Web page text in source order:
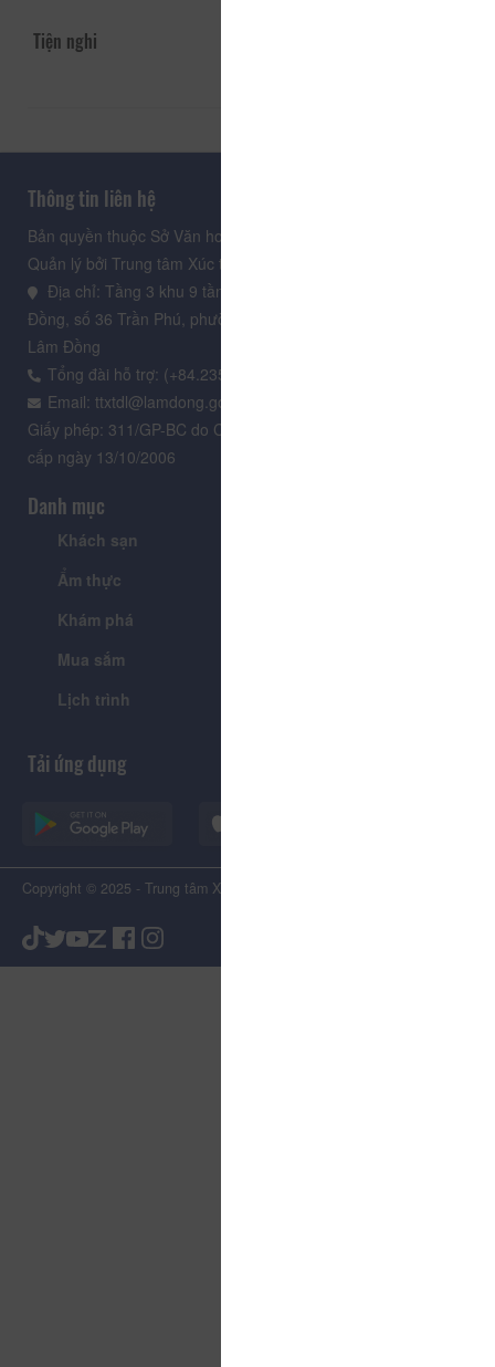
Tiện nghi
Thông tin liên hệ
Bản quyền thuộc Sở Văn hoá, Thể thao và Du lịch Lâm Đồng.
Quản lý bởi Trung tâm Xúc tiến Du lịch Lâm Đồng
Địa chỉ: Tầng 3 khu 9 tầng, Trung tâm Hành chính tỉnh Lâm
Đồng, số 36 Trần Phú, phường Xuân Hương - Đà Lạt, tỉnh
Lâm Đồng
Tổng đài hỗ trợ: (+84.235) 3.916.961
Email: ttxtdl@lamdong.gov.vn
Giấy phép: 311/GP-BC do Cục Báo chí - Bộ Văn hóa Thông tin
cấp ngày 13/10/2006
Danh mục
Khách sạn
Ẩm thực
Khám phá
Mua sắm
Lịch trình
Tải ứng dụng
Copyright © 2025 - Trung tâm Xúc tiến Du lịch Tỉnh Lâm Đồng